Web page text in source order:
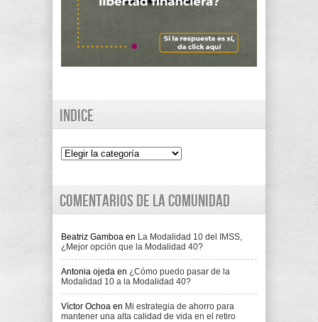
Indice
Indice
Comentarios de la comunidad
Beatriz Gamboa en La Modalidad 10 del IMSS,
¿Mejor opción que la Modalidad 40?
Antonia ojeda en ¿Cómo puedo pasar de la
Modalidad 10 a la Modalidad 40?
Víctor Ochoa en Mi estrategia de ahorro para
mantener una alta calidad de vida en el retiro